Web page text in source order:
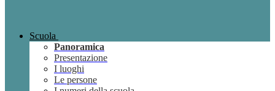
Scuola
Panoramica
Presentazione
I luoghi
Le persone